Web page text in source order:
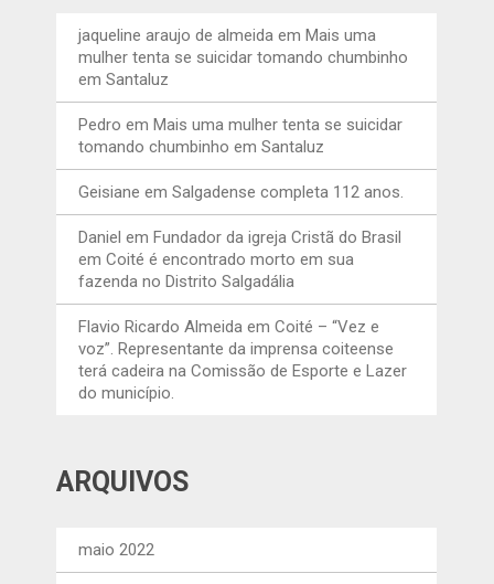
jaqueline araujo de almeida emMais uma
mulher tenta se suicidar tomando chumbinho
em Santaluz
Pedro emMais uma mulher tenta se suicidar
tomando chumbinho em Santaluz
Geisiane emSalgadense completa 112 anos.
Daniel emFundador da igreja Cristã do Brasil
em Coité é encontrado morto em sua
fazenda no Distrito Salgadália
Flavio Ricardo Almeida emCoité – “Vez e
voz”. Representante da imprensa coiteense
terá cadeira na Comissão de Esporte e Lazer
do município.
ARQUIVOS
maio 2022